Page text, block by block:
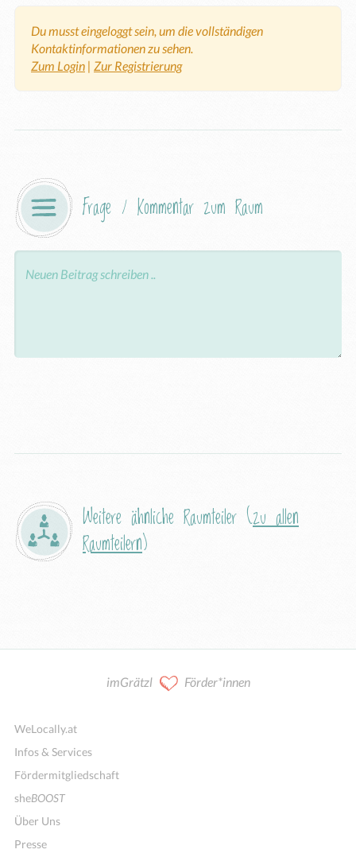
Du musst eingeloggt sein, um die vollständigen
Kontaktinformationen zu sehen.
Zum Login | Zur Registrierung
Frage / Kommentar zum Raum
Weitere ähnliche Raumteiler (zu allen
Raumteilern)
imGrätzl Förder*innen
WeLocally.at
Infos & Services
Fördermitgliedschaft
sheBOOST
Über Uns
Presse